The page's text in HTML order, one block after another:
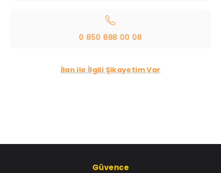
0 850 888 00 08
İlan ile İlgili Şikayetim Var
Güvence